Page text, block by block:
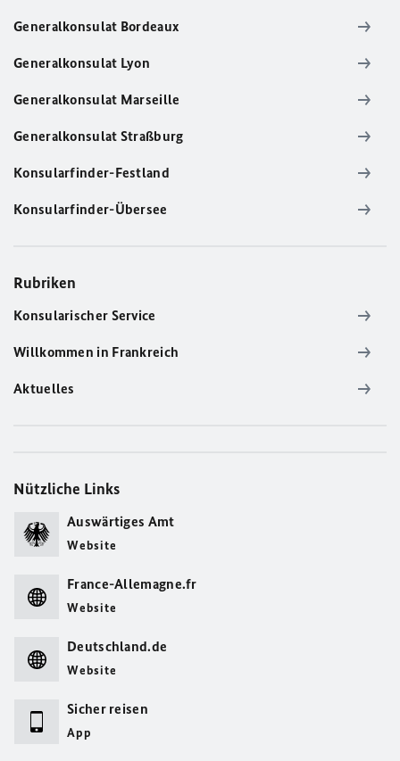
Generalkonsulat Bordeaux
Generalkonsulat Lyon
Generalkonsulat Marseille
Generalkonsulat Straßburg
Konsularfinder-Festland
Konsularfinder-Übersee
Rubriken
Konsularischer Service
Willkommen in Frankreich
Aktuelles
Nützliche Links
Auswärtiges Amt
Website
France-Allemagne.fr
Website
Deutschland.de
Website
Sicher reisen
App